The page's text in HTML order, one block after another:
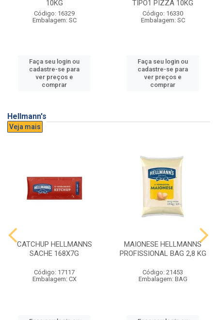
10KG
Código: 16329
Embalagem: SC
Faça seu login ou
cadastre-se para
ver preços e
comprar
TIPO1 PIZZA 10KG
Código: 16330
Embalagem: SC
Faça seu login ou
cadastre-se para
ver preços e
comprar
Hellmann's
Veja mais
CATCHUP HELLMANNS
SACHE 168X7G
Código: 17117
Embalagem: CX
MAIONESE HELLMANNS
PROFISSIONAL BAG 2,8 KG
Código: 21453
Embalagem: BAG